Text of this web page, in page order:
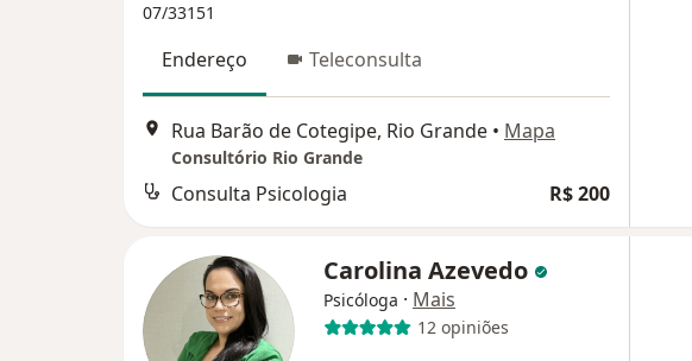
07/33151
Endereço Teleconsulta
Rua Barão de Cotegipe, Rio Grande • Mapa
Consultório Rio Grande
Consulta Psicologia R$ 200
Carolina Azevedo
Psicóloga · Mais
12 opiniões